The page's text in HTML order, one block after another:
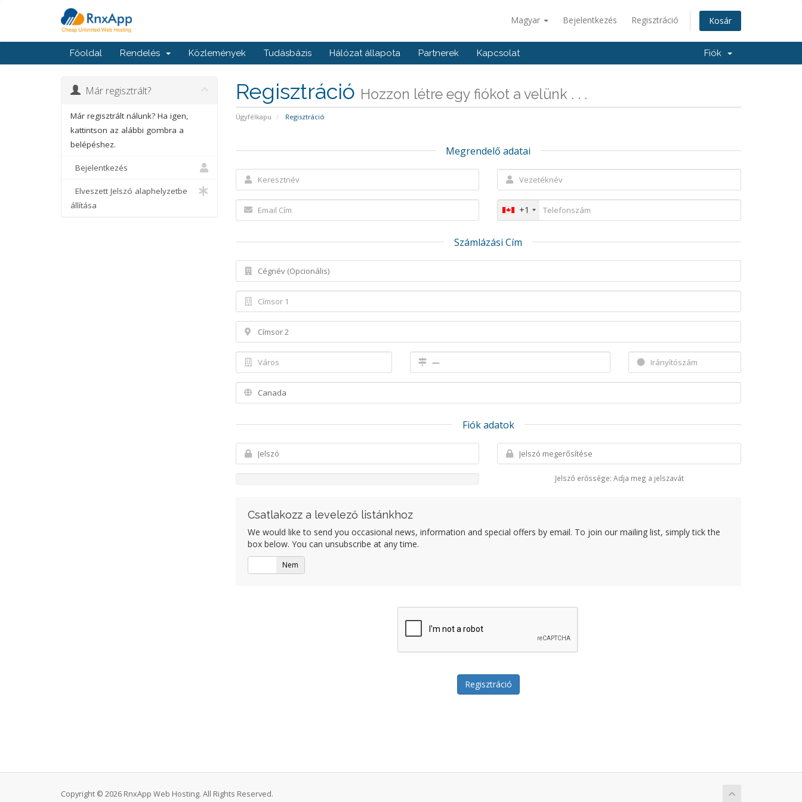
Magyar Bejelentkezés Regisztráció Kosár
Főoldal Rendelés Közlemények Tudásbázis Hálózat állapota Partnerek Kapcsolat Fiók
Regisztráció Hozzon létre egy fiókot a velünk . . .
Ügyfélkapu Regisztráció
Már regisztrált?
Már regisztrált nálunk? Ha igen,
kattintson az alábbi gombra a
belépéshez.
Bejelentkezés
Elveszett Jelszó alaphelyzetbe
állítása
Megrendelő adatai
+1
Számlázási Cím
Fiók adatok
Jelszó erőssége: Adja meg a jelszavát
Csatlakozz a levelező listánkhoz
We would like to send you occasional news, information and special offers by email. To join our mailing list, simply tick the
box below. You can unsubscribe at any time.
Nem
Copyright © 2026 RnxApp Web Hosting. All Rights Reserved.